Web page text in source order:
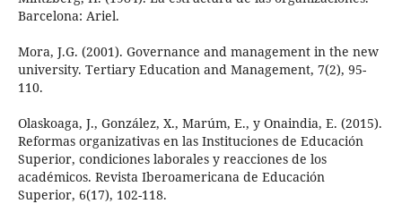
Barcelona: Ariel.
Mora, J.G. (2001). Governance and management in the new
university. Tertiary Education and Management, 7(2), 95-
110.
Olaskoaga, J., González, X., Marúm, E., y Onaindia, E. (2015).
Reformas organizativas en las Instituciones de Educación
Superior, condiciones laborales y reacciones de los
académicos. Revista Iberoamericana de Educación
Superior, 6(17), 102-118.